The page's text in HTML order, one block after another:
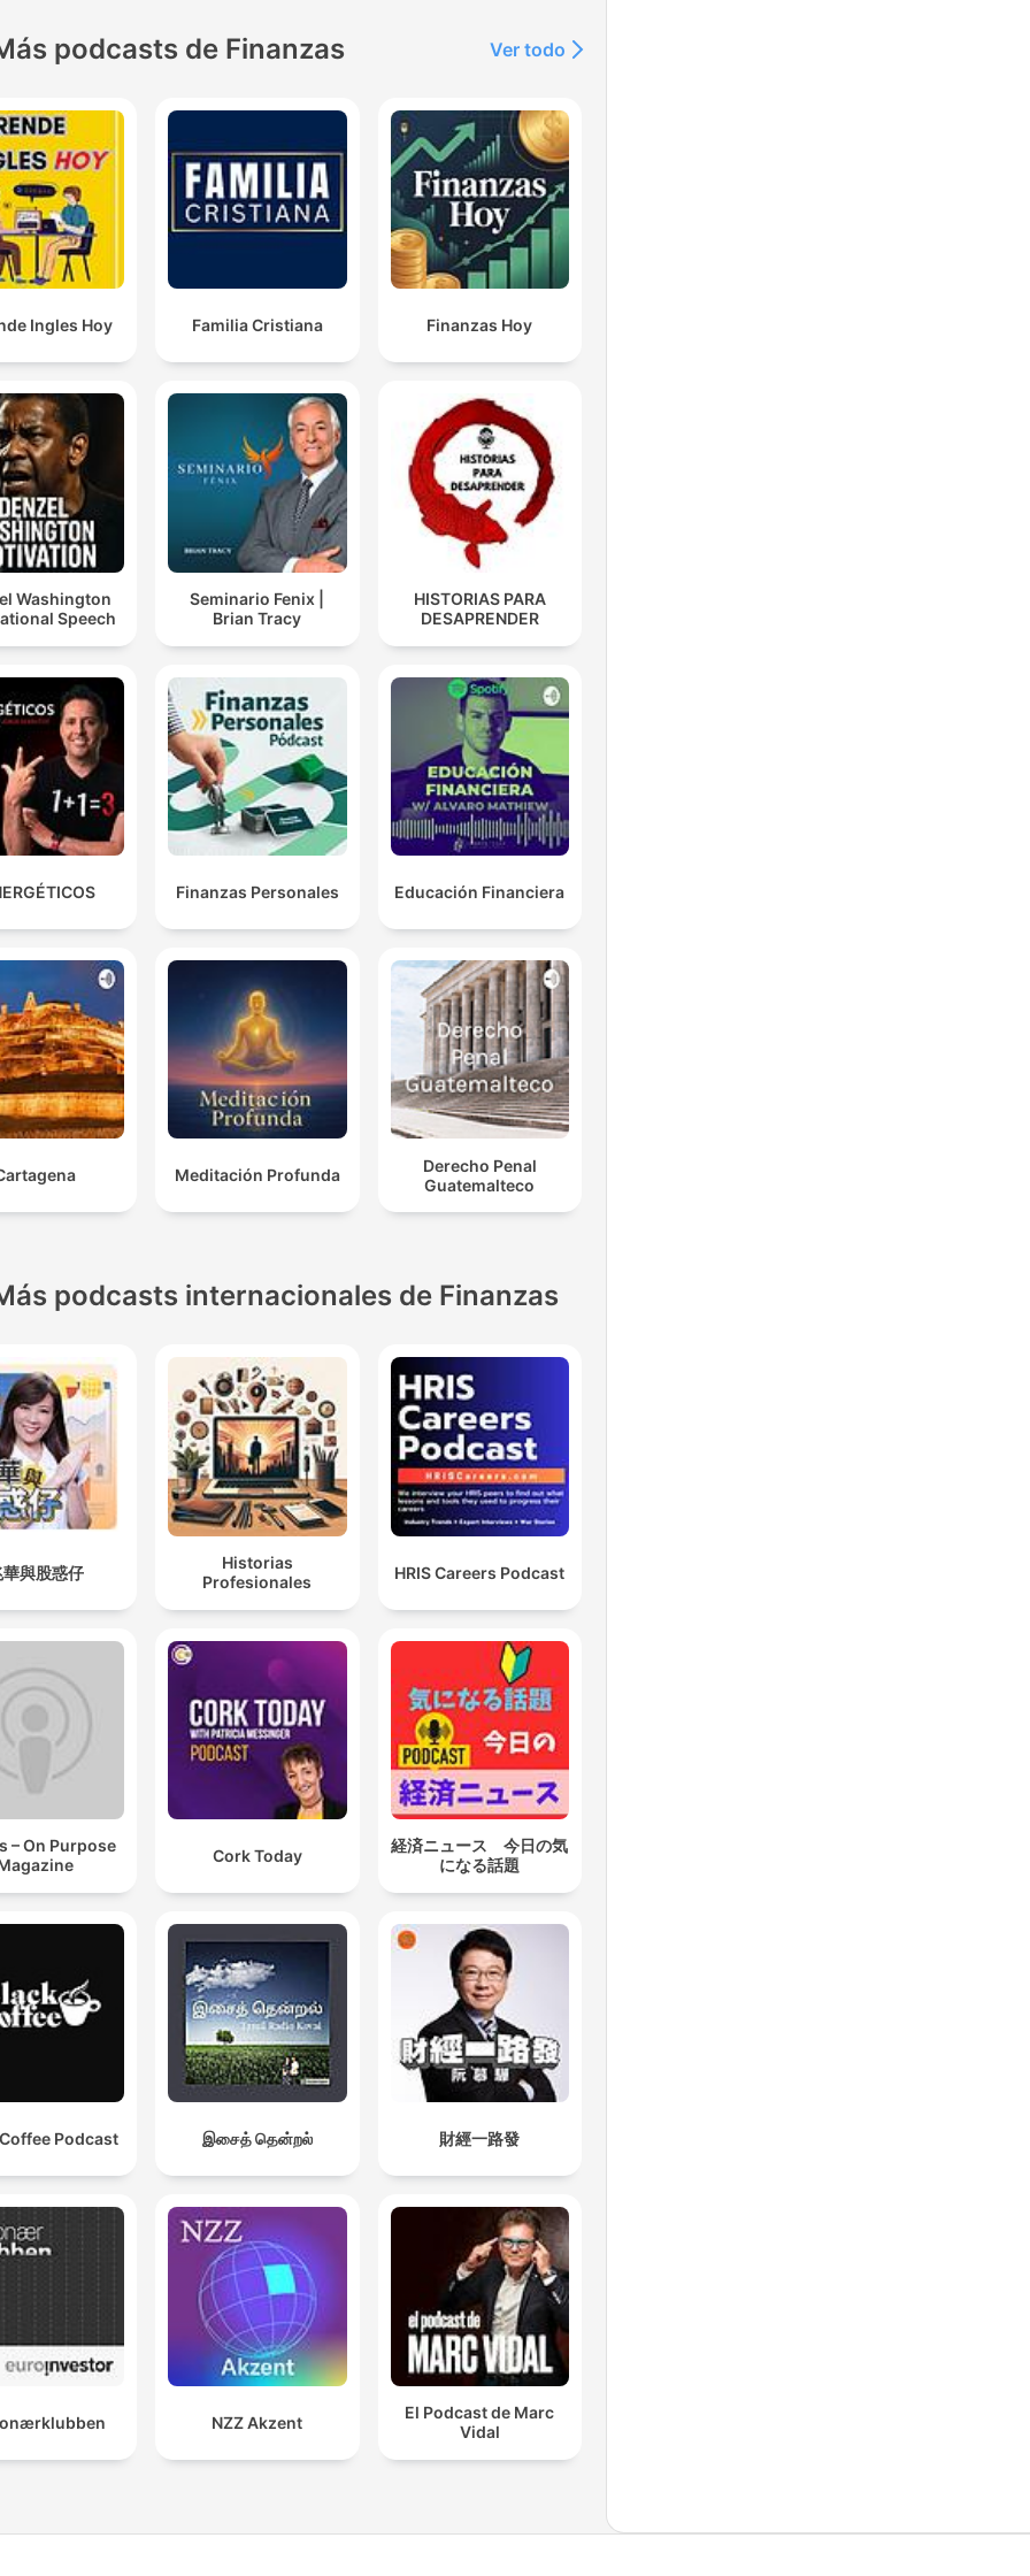
podcasts de Finanzas Ver todo
Ingles Hoy Familia Cristiana Finanzas Hoy
Washington
Speech
Seminario Fenix |
Brian Tracy
HISTORIAS PARA
DESAPRENDER
Finanzas Personales Educación Financiera
Meditación Profunda
Derecho Penal
Guatemalteco
podcasts internacionales de Finanzas
與股惑仔
Historias
Profesionales
HRIS Careers Podcast
– On Purpose
Cork Today
経済ニュース 今日の気
になる話題
Podcast இசைத் தென்றல் 財經一路發
NZZ Akzent
El Podcast de Marc
Vidal